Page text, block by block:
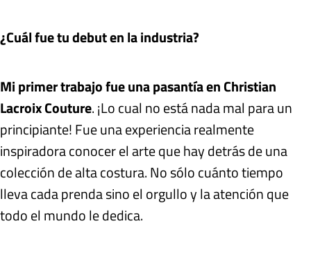
¿Cuál fue tu debut en la industria?
Mi primer trabajo fue una pasantía en Christian
Lacroix Couture. ¡Lo cual no está nada mal para un
principiante! Fue una experiencia realmente
inspiradora conocer el arte que hay detrás de una
colección de alta costura. No sólo cuánto tiempo
lleva cada prenda sino el orgullo y la atención que
todo el mundo le dedica.